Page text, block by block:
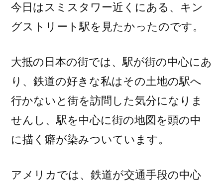
今日はスミスタワー近くにある、キン
グストリート駅を見たかったのです。
大抵の日本の街では、駅が街の中心にあ
り、鉄道の好きな私はその土地の駅へ
行かないと街を訪問した気分になりま
せんし、駅を中心に街の地図を頭の中
に描く癖が染みついています。
アメリカでは、鉄道が交通手段の中心